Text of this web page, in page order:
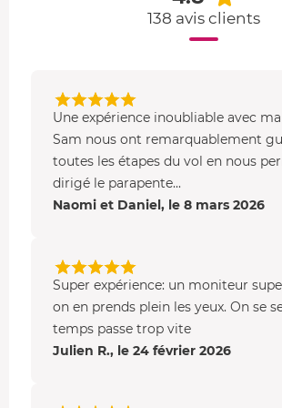
Le massif de Beauregard
les villages savoyards
le massif de Beauregard
Vous apercevrez le lac d'Annecy
Découvrez l'activité parapente
aile en tissu. La pratique de ce vol libre
parapentiste qui est confortablement
sellette, seul ou accompagné.
Il peut diriger son parapente et contrôler
138 avis clients
Une expérience inoubliable avec
Sam nous ont remarquablement
toutes les étapes du vol en nous
dirigé le parapente...
Naomi et Daniel, le 8 mars 2026
Super expérience: un moniteur
on en prends plein les yeux. On se
temps passe trop vite
Julien R., le 24 février 2026